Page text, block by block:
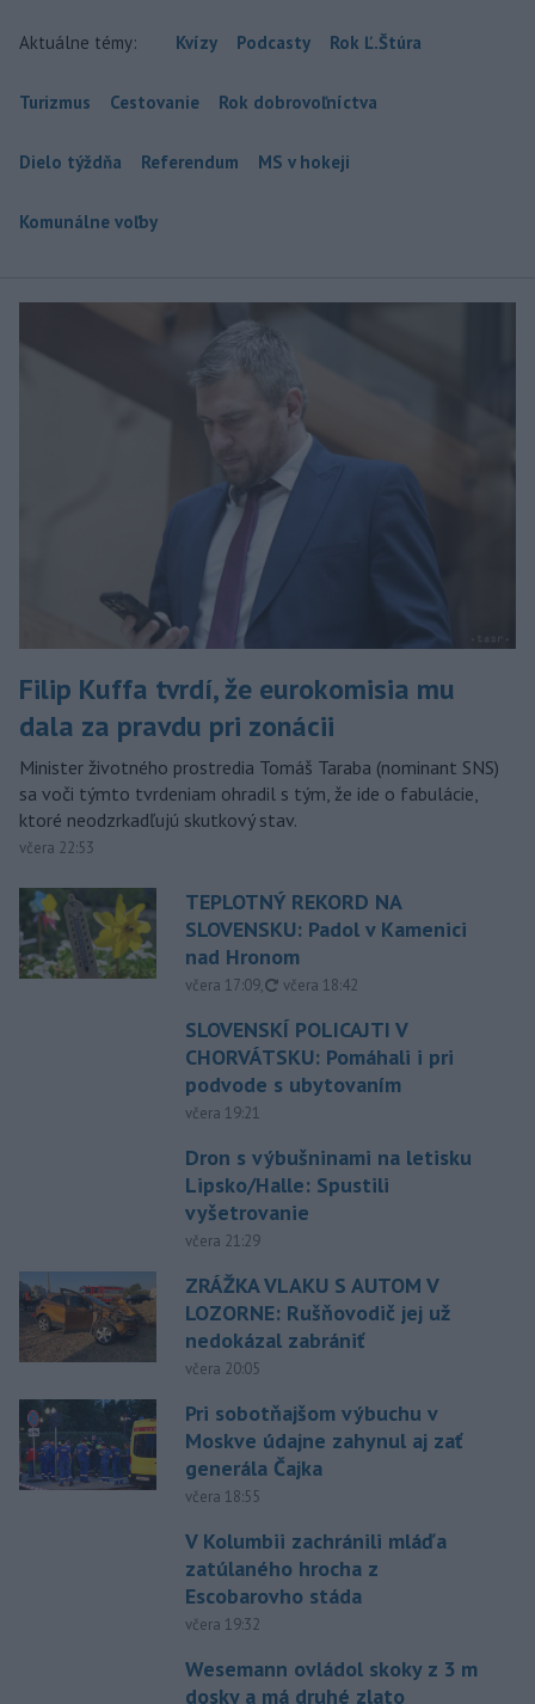
Aktuálne témy: Kvízy Podcasty Rok Ľ.Štúra
Turizmus Cestovanie Rok dobrovoľníctva
Dielo týždňa Referendum MS v hokeji
Komunálne voľby
Filip Kuffa tvrdí, že eurokomisia mu
dala za pravdu pri zonácii
Minister životného prostredia Tomáš Taraba (nominant SNS)
sa voči týmto tvrdeniam ohradil s tým, že ide o fabulácie,
ktoré neodzrkadľujú skutkový stav.
včera 22:53
TEPLOTNÝ REKORD NA
SLOVENSKU: Padol v Kamenici
nad Hronom
včera 17:09, aktualizované
včera 18:42
SLOVENSKÍ POLICAJTI V
CHORVÁTSKU: Pomáhali i pri
podvode s ubytovaním
včera 19:21
Dron s výbušninami na letisku
Lipsko/Halle: Spustili
vyšetrovanie
včera 21:29
ZRÁŽKA VLAKU S AUTOM V
LOZORNE: Rušňovodič jej už
nedokázal zabrániť
včera 20:05
Pri sobotňajšom výbuchu v
Moskve údajne zahynul aj zať
generála Čajka
včera 18:55
V Kolumbii zachránili mláďa
zatúlaného hrocha z
Escobarovho stáda
včera 19:32
Wesemann ovládol skoky z 3 m
dosky a má druhé zlato